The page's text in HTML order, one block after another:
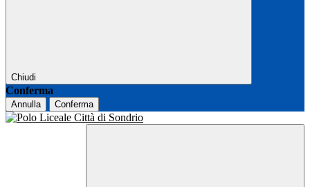
Chiudi
Conferma
Annulla Conferma